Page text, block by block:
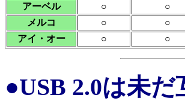
アーベル
○ ○
メルコ
○ ○
アイ・オー
○ ○
●USB 2.0は未